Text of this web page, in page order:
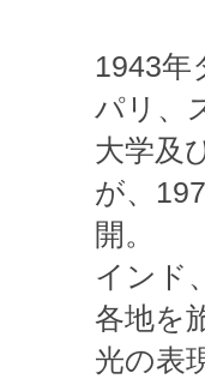
1943年
パリ、
大学及
が、
開。
インド
各地を
光の表